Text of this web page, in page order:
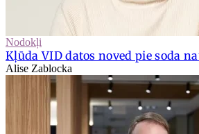
Nodokļi
Kļūda VID datos noved pie soda
Alise Zablocka